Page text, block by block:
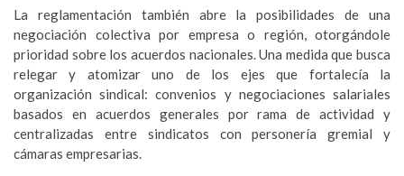
La reglamentación también abre la posibilidades de una
negociación colectiva por empresa o región, otorgándole
prioridad sobre los acuerdos nacionales. Una medida que busca
relegar y atomizar uno de los ejes que fortalecía la
organización sindical: convenios y negociaciones salariales
basados en acuerdos generales por rama de actividad y
centralizadas entre sindicatos con personería gremial y
cámaras empresarias.